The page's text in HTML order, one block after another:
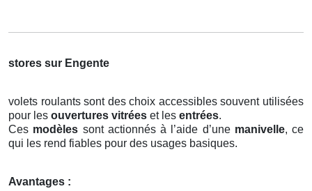
stores sur Engente
volets roulants sont des choix accessibles souvent utilisées
pour les ouvertures vitrées et les entrées.
Ces modèles sont actionnés à l’aide d’une manivelle, ce
qui les rend fiables pour des usages basiques.
Avantages :